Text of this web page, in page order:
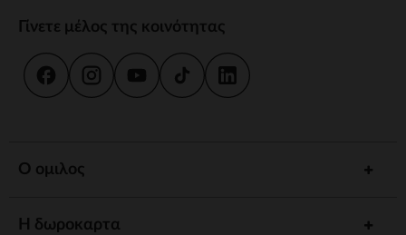
Γίνετε μέλος της κοινότητας
Ο ομιλος
Η δωροκαρτα